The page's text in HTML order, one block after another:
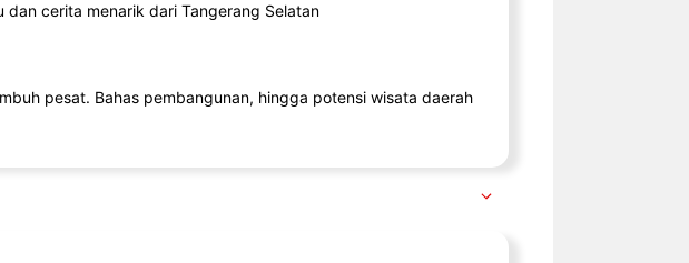
cerita menarik dari Tangerang Selatan
pesat. Bahas pembangunan, hingga potensi wisata daerah